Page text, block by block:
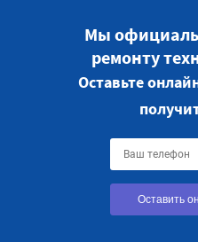
Мы
ремонту
Оставьте
Оставить